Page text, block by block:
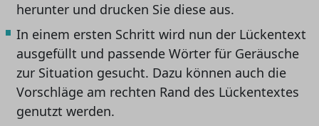
herunter und drucken Sie diese aus.
In einem ersten Schritt wird nun der Lückentext
ausgefüllt und passende Wörter für Geräusche
zur Situation gesucht. Dazu können auch die
Vorschläge am rechten Rand des Lückentextes
genutzt werden.